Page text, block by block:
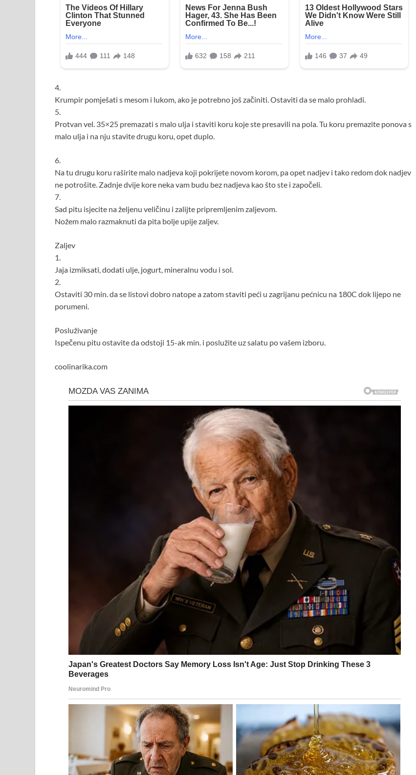
4.
Krumpir pomješati s mesom i lukom, ako je potrebno još začiniti. Ostaviti da se malo prohladi.
5.
Protvan vel. 35×25 premazati s malo ulja i staviti koru koje ste presavili na pola. Tu koru premazite ponova s
malo ulja i na nju stavite drugu koru, opet duplo.
6.
Na tu drugu koru raširite malo nadjeva koji pokrijete novom korom, pa opet nadjev i tako redom dok nadjev
ne potrošite. Zadnje dvije kore neka vam budu bez nadjeva kao što ste i započeli.
7.
Sad pitu isjecite na željenu veličinu i zalijte pripremljenim zaljevom.
Nožem malo razmaknuti da pita bolje upije zaljev.
Zaljev
1.
Jaja izmiksati, dodati ulje, jogurt, mineralnu vodu i sol.
2.
Ostaviti 30 min. da se listovi dobro natope a zatom staviti peći u zagrijanu pećnicu na 180C dok lijepo ne
porumeni.
Posluživanje
Ispečenu pitu ostavite da odstoji 15-ak min. i poslužite uz salatu po vašem izboru.
coolinarika.com